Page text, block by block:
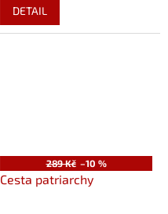
DETAIL
289 Kč –10 %
Cesta patriarchy